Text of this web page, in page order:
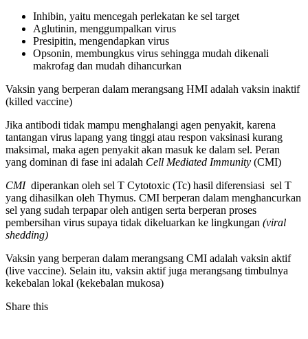
Inhibin, yaitu mencegah perlekatan ke sel target
Aglutinin, menggumpalkan virus
Presipitin, mengendapkan virus
Opsonin, membungkus virus sehingga mudah dikenali
makrofag dan mudah dihancurkan
Vaksin yang berperan dalam merangsang HMI adalah vaksin inaktif
(killed vaccine)
Jika antibodi tidak mampu menghalangi agen penyakit, karena
tantangan virus lapang yang tinggi atau respon vaksinasi kurang
maksimal, maka agen penyakit akan masuk ke dalam sel. Peran
yang dominan di fase ini adalah Cell Mediated Immunity (CMI)
CMI diperankan oleh sel T Cytotoxic (Tc) hasil diferensiasi sel T
yang dihasilkan oleh Thymus. CMI berperan dalam menghancurkan
sel yang sudah terpapar oleh antigen serta berperan proses
pembersihan virus supaya tidak dikeluarkan ke lingkungan (viral
shedding)
Vaksin yang berperan dalam merangsang CMI adalah vaksin aktif
(live vaccine). Selain itu, vaksin aktif juga merangsang timbulnya
kekebalan lokal (kekebalan mukosa)
Share this